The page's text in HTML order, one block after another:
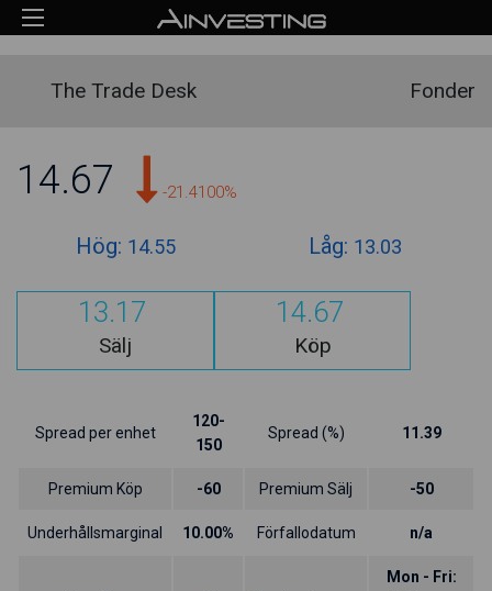
The Trade Desk Fonder
14.67 -21.4100%
Hög: 14.55 Låg: 13.03
13.17
Sälj
14.67
Köp
Spread per enhet
120-
150
Spread (%) 11.39
Premium Köp -60 Premium Sälj -50
Underhållsmarginal 10.00% Förfallodatum n/a
Mon - Fri: